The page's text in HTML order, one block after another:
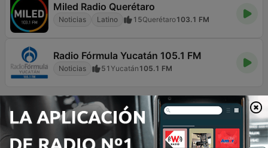
Miled Radio Querétaro
Noticias Latino 15Querétaro103.1 FM
Radio Fórmula Yucatán 105.1 FM
Noticias 51 Yucatán 105.1 FM
Página4de 8
1
< 4 6 > >>